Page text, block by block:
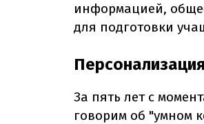
информацией,
для подготовки
За пять лет с
говорим об "умном